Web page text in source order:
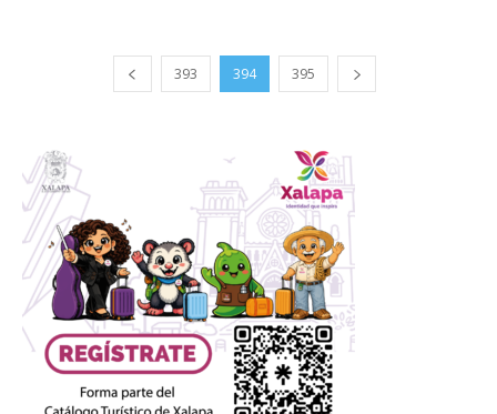
393 394 395